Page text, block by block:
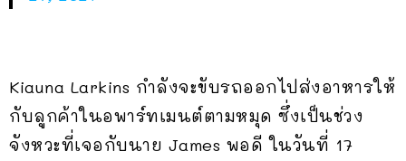
Kiauna Larkins กำลังจะขับรถออกไปส่งอาหารให้
กับลูกค้าในอพาร์ทเมนต์ตามหมุด ซึ่งเป็นช่วง
จังหวะที่เจอกับนาย James พอดี ในวันที่ 17